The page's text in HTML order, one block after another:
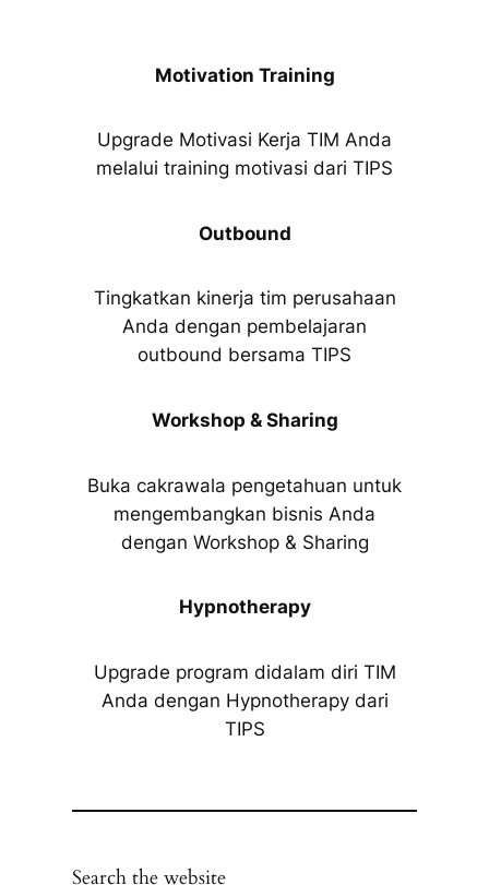
Motivation Training
Upgrade Motivasi Kerja TIM Anda
melalui training motivasi dari TIPS
Outbound
Tingkatkan kinerja tim perusahaan
Anda dengan pembelajaran
outbound bersama TIPS
Workshop & Sharing
Buka cakrawala pengetahuan untuk
mengembangkan bisnis Anda
dengan Workshop & Sharing
Hypnotherapy
Upgrade program didalam diri TIM
Anda dengan Hypnotherapy dari
TIPS
Search the website